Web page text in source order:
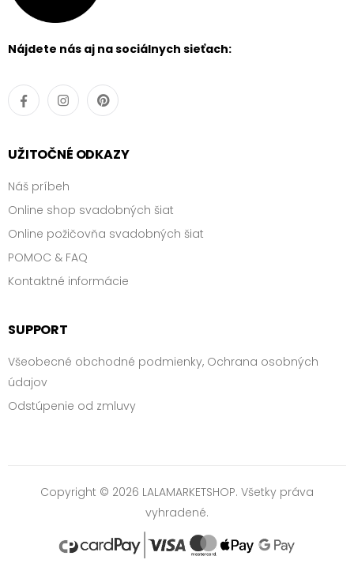
Nájdete nás aj na sociálnych sieťach:
UŽITOČNÉ ODKAZY
Náš príbeh
Online shop svadobných šiat
Online požičovňa svadobných šiat
POMOC & FAQ
Kontaktné informácie
SUPPORT
Všeobecné obchodné podmienky, Ochrana osobných
údajov
Odstúpenie od zmluvy
Copyright © 2026 LALAMARKETSHOP. Všetky práva
vyhradené.